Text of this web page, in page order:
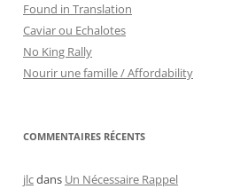
Found in Translation
Caviar ou Echalotes
No King Rally
Nourir une famille / Affordability
COMMENTAIRES RÉCENTS
jlcdans Un Nécessaire Rappel